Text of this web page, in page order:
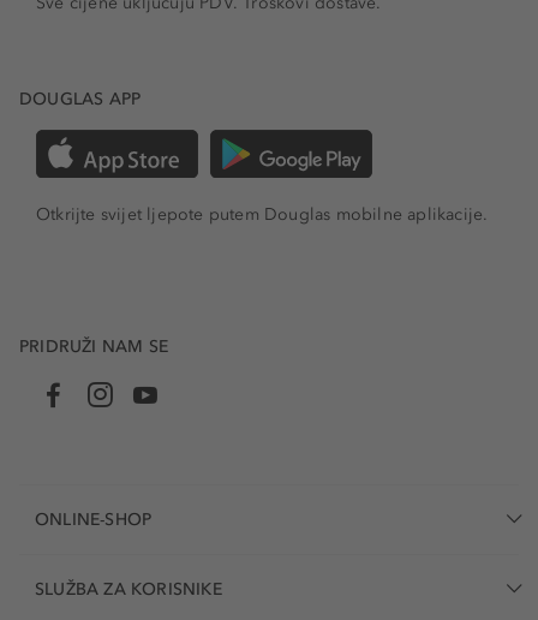
DOUGLAS APP
Otkrijte svijet ljepote putem Douglas mobilne aplikacije.
PRIDRUŽI NAM SE
ONLINE-SHOP
SLUŽBA ZA KORISNIKE